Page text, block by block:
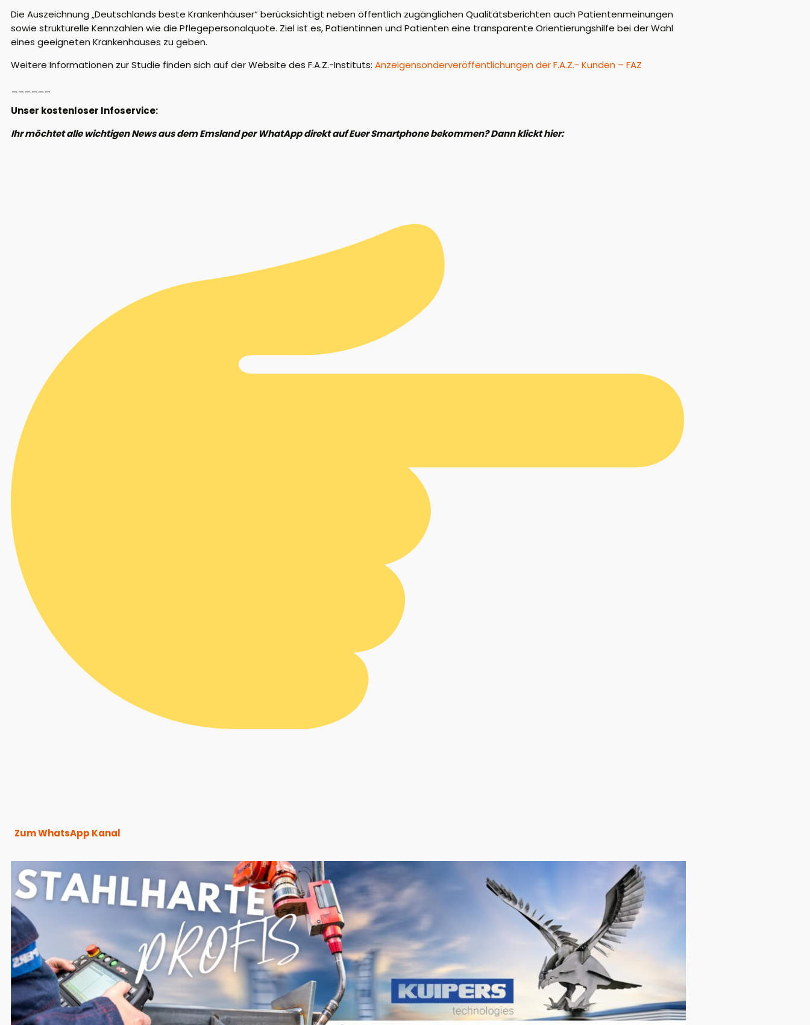
Die Auszeichnung „Deutschlands beste Krankenhäuser“ berücksichtigt neben öffentlich zugänglichen Qualitätsberichten auch Patientenmeinungen
sowie strukturelle Kennzahlen wie die Pflegepersonalquote. Ziel ist es, Patientinnen und Patienten eine transparente Orientierungshilfe bei der Wahl
eines geeigneten Krankenhauses zu geben.
Weitere Informationen zur Studie finden sich auf der Website des F.A.Z.-Instituts: Anzeigensonderveröffentlichungen der F.A.Z.- Kunden – FAZ
Unser kostenloser Infoservice:
Ihr möchtet alle wichtigen News aus dem Emsland per WhatApp direkt auf Euer Smartphone bekommen? Dann klickt hier:
Zum WhatsApp Kanal